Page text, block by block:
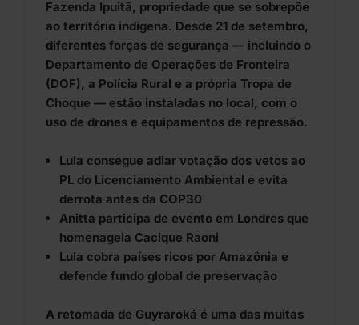
Fazenda Ipuitã, propriedade que se sobrepõe
ao território indígena. Desde 21 de setembro,
diferentes forças de segurança — incluindo o
Departamento de Operações de Fronteira
(DOF), a Polícia Rural e a própria Tropa de
Choque — estão instaladas no local, com o
uso de drones e equipamentos de repressão.
Lula consegue adiar votação dos vetos ao
PL do Licenciamento Ambiental e evita
derrota antes da COP30
Anitta participa de evento em Londres que
homenageia Cacique Raoni
Lula cobra países ricos por Amazônia e
defende fundo global de preservação
A retomada de Guyraroká é uma das muitas